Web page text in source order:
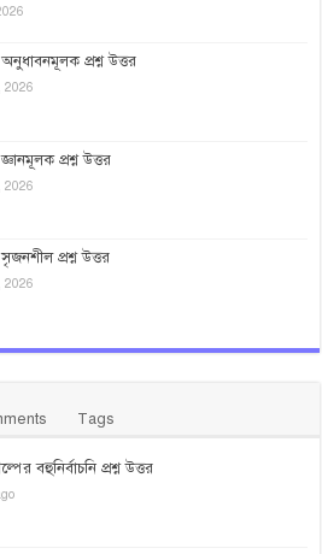
প্রশ্ন উত্তর
2026
প্রশ্ন উত্তর
2026
প্রশ্ন উত্তর
2026
Tags
বহুনির্বাচনি প্রশ্ন উত্তর